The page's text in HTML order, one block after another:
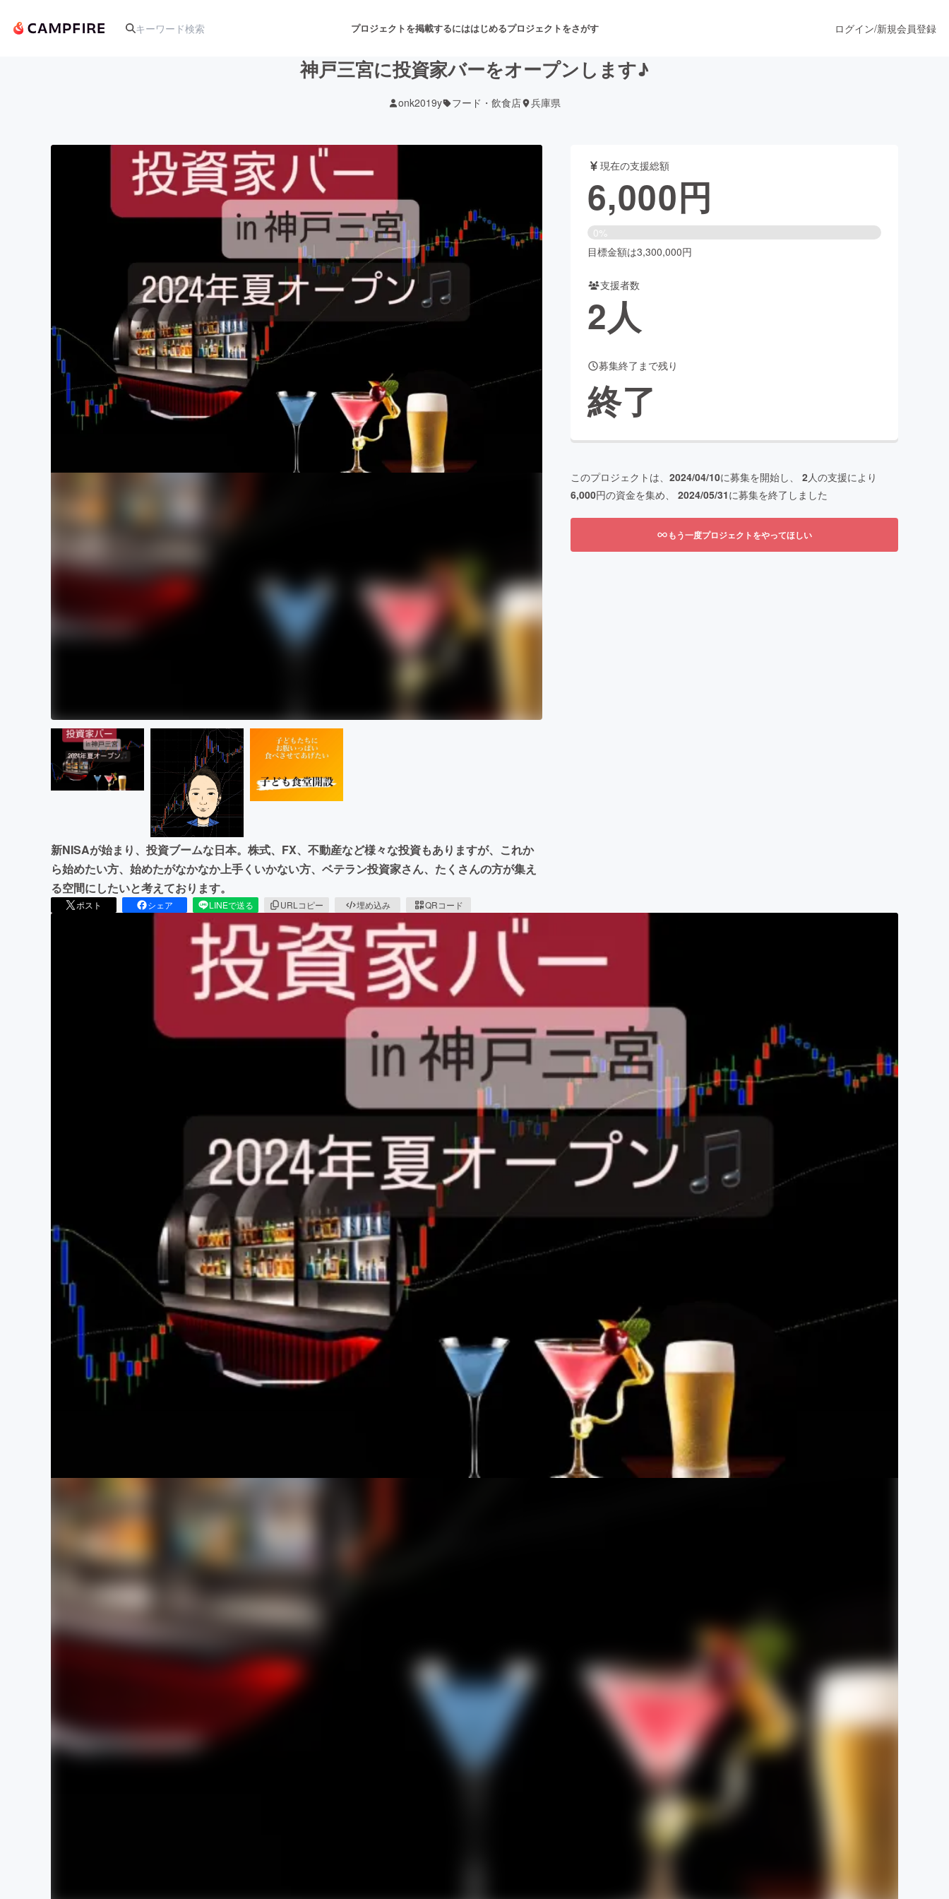
プロジェクトを掲載するにははじめるプロジェクトをさがす
アート・写真 音楽 舞台・パフォーマンス
テクノロジー・ガジェット ゲーム・サービス開発
書籍・雑誌出版 アニメ・漫画
ビジネス・起業 チャレンジ ビューティー・ヘルスケア
まちづくり・地域活性化
CAMPFIRE for Social Good
CAMPFIRE Creation
CAMPFIREふるさと納税
ログイン/新規会員登録
神戸三宮に投資家バーをオープンします♪
onk2019y フード・飲食店 兵庫県
新NISAが始まり、投資ブームな日本。株式、FX、不動産など様々な投資もありますが、これか
ら始めたい方、始めたがなかなか上手くいかない方、ベテラン投資家さん、たくさんの方が集え
る空間にしたいと考えております。
ポスト シェア LINEで送る URLコピー 埋め込み QRコード
現在の支援総額
6,000円
0%
目標金額は3,300,000円
支援者数
2人
募集終了まで残り
終了
このプロジェクトは、 2024/04/10に募集を開始し、 2人の支援により
6,000円の資金を集め、 2024/05/31に募集を終了しました
もう一度プロジェクトをやってほしい